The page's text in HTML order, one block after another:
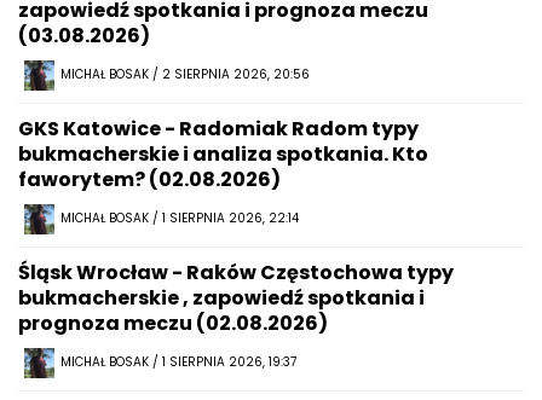
zapowiedź spotkania i prognoza meczu
(03.08.2026)
MICHAŁ BOSAK / 2 SIERPNIA 2026, 20:56
GKS Katowice - Radomiak Radom typy
bukmacherskie i analiza spotkania. Kto
faworytem? (02.08.2026)
MICHAŁ BOSAK / 1 SIERPNIA 2026, 22:14
Śląsk Wrocław - Raków Częstochowa typy
bukmacherskie , zapowiedź spotkania i
prognoza meczu (02.08.2026)
MICHAŁ BOSAK / 1 SIERPNIA 2026, 19:37